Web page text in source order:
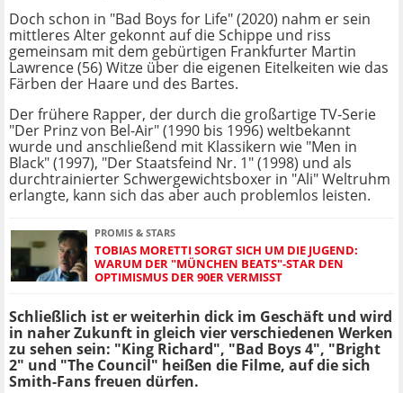
Doch schon in "Bad Boys for Life" (2020) nahm er sein
mittleres Alter gekonnt auf die Schippe und riss
gemeinsam mit dem gebürtigen Frankfurter Martin
Lawrence (56) Witze über die eigenen Eitelkeiten wie das
Färben der Haare und des Bartes.
Der frühere Rapper, der durch die großartige TV-Serie
"Der Prinz von Bel-Air" (1990 bis 1996) weltbekannt
wurde und anschließend mit Klassikern wie "Men in
Black" (1997), "Der Staatsfeind Nr. 1" (1998) und als
durchtrainierter Schwergewichtsboxer in "Ali" Weltruhm
erlangte, kann sich das aber auch problemlos leisten.
PROMIS & STARS
TOBIAS MORETTI SORGT SICH UM DIE JUGEND:
WARUM DER "MÜNCHEN BEATS"-STAR DEN
OPTIMISMUS DER 90ER VERMISST
Schließlich ist er weiterhin dick im Geschäft und wird
in naher Zukunft in gleich vier verschiedenen Werken
zu sehen sein: "King Richard", "Bad Boys 4", "Bright
2" und "The Council" heißen die Filme, auf die sich
Smith-Fans freuen dürfen.